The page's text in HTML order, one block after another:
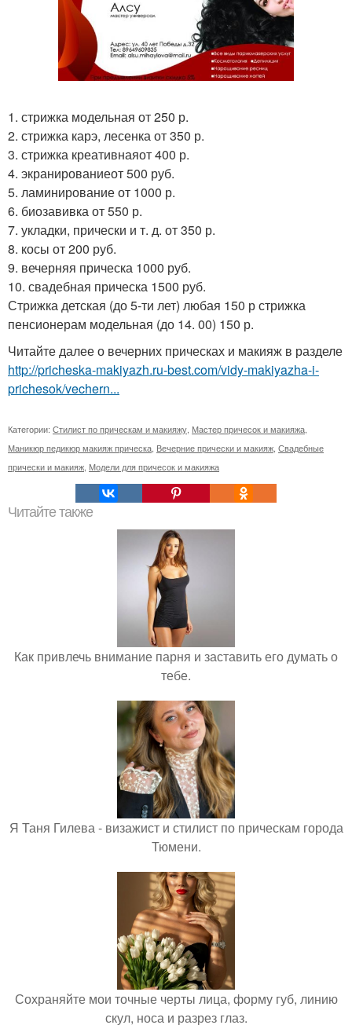
1. стрижка модельная от 250 р.
2. стрижка карэ, лесенка от 350 р.
3. стрижка креативнаяот 400 р.
4. экранированиеот 500 руб.
5. ламинирование от 1000 р.
6. биозавивка от 550 р.
7. укладки, прически и т. д. от 350 р.
8. косы от 200 руб.
9. вечерняя прическа 1000 руб.
10. свадебная прическа 1500 руб.
Стрижка детская (до 5-ти лет) любая 150 р стрижка
пенсионерам модельная (до 14. 00) 150 р.
Читайте далее о вечерних прическах и макияж в разделе
http://pricheska-makiyazh.ru-best.com/vidy-makiyazha-i-
prichesok/vechern...
Категории: Стилист по прическам и макияжу Мастер причесок и макияжа
Маникюр педикюр макияж прическа Вечерние прически и макияж Свадебные
прически и макияж Модели для причесок и макияжа
Читайте также
Как привлечь внимание парня и заставить его думать о
тебе.
Я Таня Гилева - визажист и стилист по прическам города
Тюмени.
Сохраняйте мои точные черты лица, форму губ, линию
скул, носа и разрез глаз.